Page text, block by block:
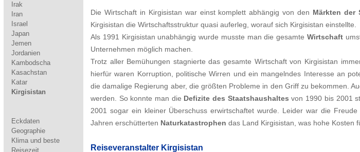
Die Wirtschaft in Kirgisistan war einst komplett abhängig von den Märkten der
Kirgisistan die Wirtschaftsstruktur quasi auferleg, worauf sich Kirgisistan einstellte.
Als 1991 Kirgisistan unabhängig wurde musste man die gesamteWirtschaft
Unternehmen möglich machen.
Trotz aller Bemühungen stagnierte das gesamte Wirtschaft von Kirgisistan
hierfür waren Korruption, politische Wirren und ein mangelndes Interesse an
die damalige Regierung aber, die größten Probleme in den Griff zu bekommen.
werden. So konnte man die Defizite des Staatshaushaltes von 1990 bis 2001
2001 sogar ein kleiner Überschuss erwirtschaftet wurde. Leider war die
Jahren erschütterten Naturkatastrophen das Land Kirgisistan, was hohe Kosten
Reiseveranstalter Kirgisistan
Irak
Iran
Israel
Japan
Jemen
Jordanien
Kambodscha
Kasachstan
Katar
Kirgisistan
Eckdaten
Geographie
Klima und beste
Reisezeit